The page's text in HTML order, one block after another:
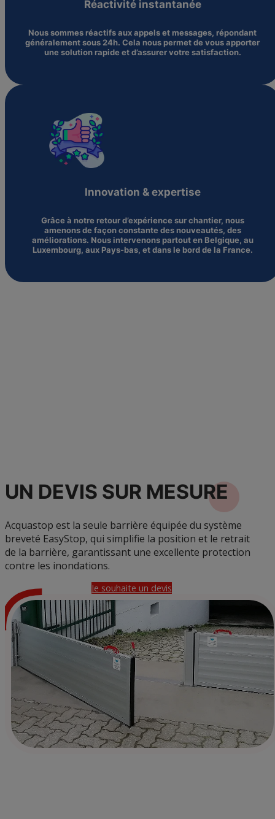
Réactivité instantanée
Nous sommes réactifs aux appels et messages, répondant
généralement sous 24h. Cela nous permet de vous apporter
une solution rapide et d’assurer votre satisfaction.
Innovation & expertise
Grâce à notre retour d’expérience sur chantier, nous
amenons de façon constante des nouveautés, des
améliorations. Nous intervenons partout en Belgique, au
Luxembourg, aux Pays-bas, et dans le bord de la France.
UN DEVIS SUR MESURE
Acquastop est la seule barrière équipée du système
breveté EasyStop, qui simplifie la position et le retrait
de la barrière, garantissant une excellente protection
contre les inondations.
Je souhaite un devis